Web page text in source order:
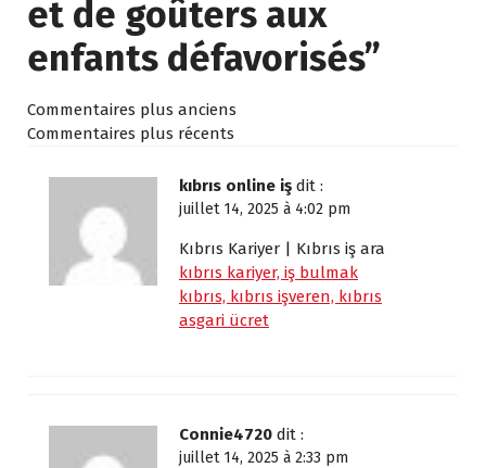
et de goûters aux
enfants défavorisés”
Commentaires plus anciens
Commentaires plus récents
kıbrıs online iş dit :
juillet 14, 2025 à 4:02 pm
Kıbrıs Kariyer | Kıbrıs iş ara
kıbrıs kariyer, iş bulmak
kıbrıs, kıbrıs işveren, kıbrıs
asgari ücret
Connie4720 dit :
juillet 14, 2025 à 2:33 pm